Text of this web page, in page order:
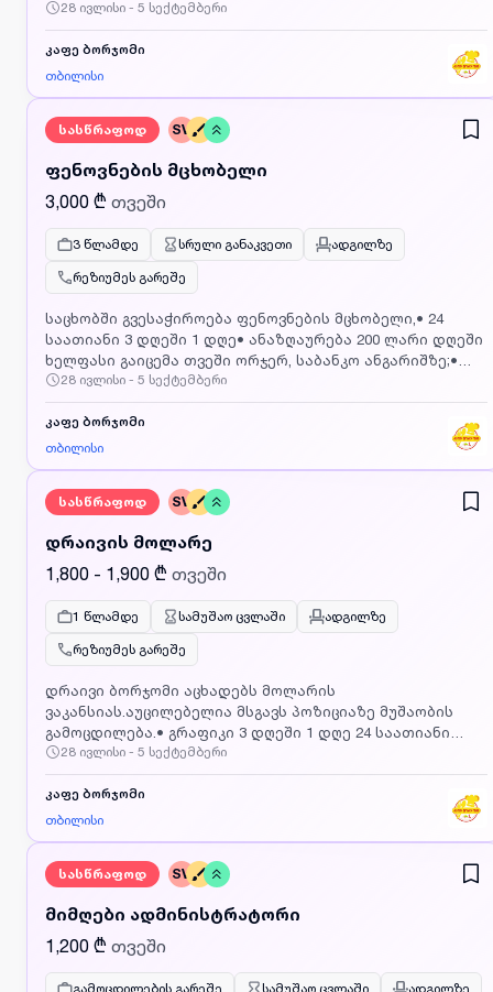
პოზიციაზე მუშაობის გამოცდილება ხელფასი გაიცემა
თვეში ორჯერ, საბანკო ანგარიშზე, ობიექტი მდებარეობს
თბილისის გასასვლელში თბილისი მოლთან ახლოს,
ტრანსპორტირება უზრუნველყოფილია სარაჯიშვილის
მითითებულ ნომერზე ან გამოაგზავნეთ CV
ფოტოსურათით მეილზე LLCBORJOMI@gmail.com
CV_ს
28 ივლისი - 5 სექტემბერი
კაფე ბორჯომი
თბილისი
სასწრაფოდ SV
ფენოვნების მცხობელი
3,000 ₾ თვეში
3 წლამდე სრული განაკვეთი
ადგილზე
რეზიუმეს გარეშე
საცხობში გვესაჭიროება ფენოვნების მცხობელი,• 24
საათიანი 3 დღეში 1 დღე• ანაზღაურება 200 ლარი დღეში
ხელფასი გაიცემა თვეში ორჯერ, საბანკო ანგარიშზე;•
მოვალეობები: ფენოვანი და ნახევრადფენოვან ცომში
პროდუქციის ცხობა (მცხობელს არ ეხება ცომისა და
შიგთავსების მომზადბა);• გამოცდილება
აუცილებელია.ობიექტი მდებარეობს თბილისის
ტრანსპორტირება უზრუნველყოფილია სარაჯიშვილის
მეტროდანდაინტერესებული პირები დაგვიკავშირდით
ფოტოსურათით მეილზე LLCBORJOMI@gmail.com,
აუცილებელია მიუთითოთ რომელ ვაკანსიაზე აგზავნით
28 ივლისი - 5 სექტემბერი
კაფე ბორჯომი
თბილისი
სასწრაფოდ SV
დრაივის მოლარე
1,800 - 1,900 ₾ თვეში
1 წლამდე სამუშაო ცვლაში
ადგილზე
რეზიუმეს გარეშე
დრაივი ბორჯომი აცხადებს მოლარის
ვაკანსიას.აუცილებელია მსგავს პოზიციაზე მუშაობის
გამოცდილება.• გრაფიკი 3 დღეში 1 დღე 24 საათიანი
გრაფიკი• ანაზღაურება 160 ლარი 24 საათში• ხელფასი
გაიცემა თვეში ორჯერ, საბანკო
ანგარიშზე;დაინტერესებული პირები დაგვიკავშირდით
მითითებულ ნომერზე ან გამოაგზავნეთ CV
აუცილებელია მიუთითოთ რომელ ვაკანსიაზე აგზავნით
CV_ს
28 ივლისი - 5 სექტემბერი
კაფე ბორჯომი
თბილისი
სასწრაფოდ SV
მიმღები ადმინისტრატორი
1,200 ₾ თვეში
გამოცდილების გარეშე სამუშაო ცვლაში
ადგილზე